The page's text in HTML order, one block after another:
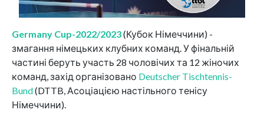
Germany Cup-2022/2023(Кубок Німеччини) -
змагання німецьких клубних команд. У фінальній
частині беруть участь 28 чоловічих та 12 жіночих
команд, захід організовано Deutscher Tischtennis-
Bund(DTTB, Асоціацією настільного тенісу
Німеччини).